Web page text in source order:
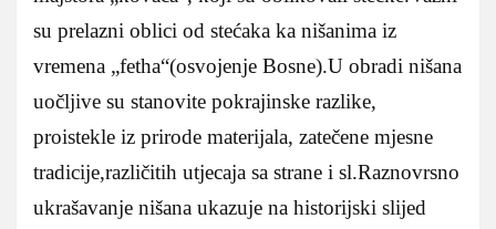
su prelazni oblici od stećaka ka nišanima iz
vremena „fetha“(osvojenje Bosne).U obradi nišana
uočljive su stanovite pokrajinske razlike,
proistekle iz prirode materijala, zatečene mjesne
tradicije,različitih utjecaja sa strane i sl.Raznovrsno
ukrašavanje nišana ukazuje na historijski slijed